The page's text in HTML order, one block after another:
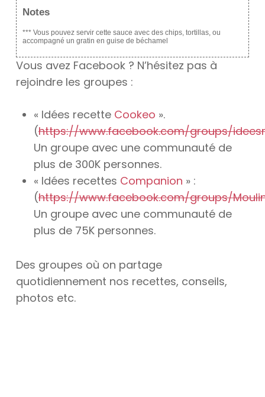
Notes
*** Vous pouvez servir cette sauce avec des chips, tortillas, ou
accompagné un gratin en guise de béchamel
Vous avez Facebook ? N’hésitez pas à
rejoindre les groupes :
« Idées recette Cookeo ».
(https://www.facebook.com/groups/
Un groupe avec une communauté de
plus de 300K personnes.
« Idées recettes Companion » :
(https://www.facebook.com/groups/
Un groupe avec une communauté de
plus de 75K personnes.
Des groupes où on partage
quotidiennement nos recettes, conseils,
photos etc.